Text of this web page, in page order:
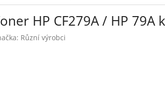
HP CF279A / HP
Různí výrobci